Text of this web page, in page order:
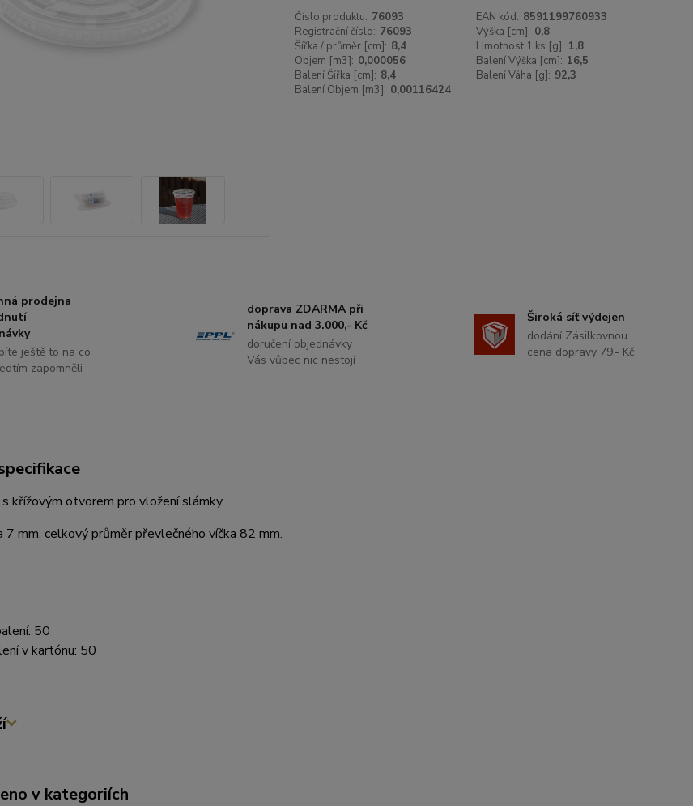
Číslo produktu: 76093 EAN kód: 8591199760933
Registrační číslo: 76093 Výška [cm]: 0,8
Šířka / průměr [cm]: 8,4 Hmotnost 1 ks [g]: 1,8
Objem [m3]: 0,000056 Balení Výška [cm]: 16,5
Balení Šířka [cm]: 8,4 Balení Váha [g]: 92,3
Balení Objem [m3]: 0,00116424
prodejna
ještě to na co
zapomněli
doprava ZDARMA při
nákupu nad 3.000,- Kč
doručení objednávky
Vás vůbec nic nestojí
Široká síť výdejen
dodání Zásilkovnou
cena dopravy 79,- Kč
křížovým otvorem pro vložení slámky.
7 mm, celkový průměr převlečného víčka 82 mm.
50
v kartónu: 50
v kategoriích